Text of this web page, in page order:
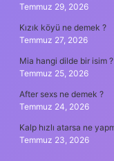
Temmuz 29, 2026
Kızık köyü ne demek ?
Temmuz 27, 2026
Mia hangi dilde bir isim ?
Temmuz 25, 2026
After sexs ne demek ?
Temmuz 24, 2026
Kalp hızlı atarsa ne
Temmuz 23, 2026